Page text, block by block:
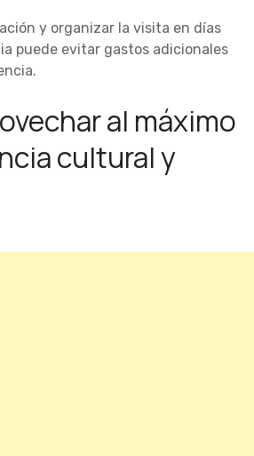
y organizar la visita en días
puede evitar gastos adicionales
al máximo
cultural y